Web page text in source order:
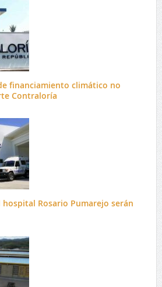
financiamiento climático no
Contraloría
Rosario Pumarejo serán